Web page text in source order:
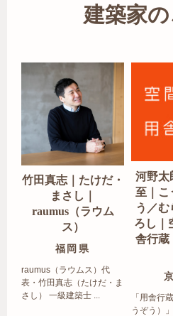
建築家
竹田真志｜たけだ・
まさし｜
raumus（ラウム
ス）
福岡県
raumus（ラウムス）代
表・竹田真志（たけだ・ま
さし） 一級建築士 ...
河野太
至｜こ
う／む
ろし｜
舎行蔵
「用舎行
うぞう）